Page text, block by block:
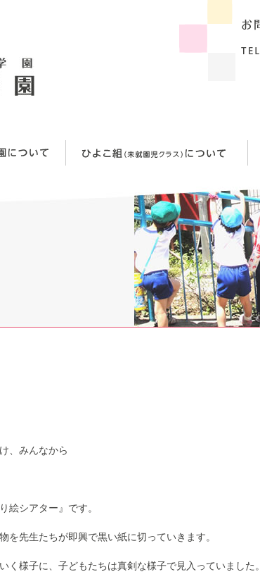
、みんなから
シアター』です。
を先生たちが即興で黒い紙に切っていきます。
様子に、子どもたちは真剣な様子で見入っていました。